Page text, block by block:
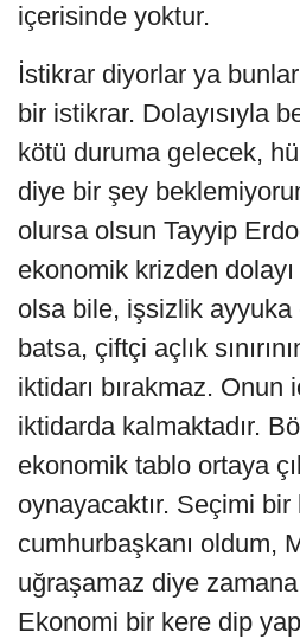
içerisinde yoktur.
İstikrar diyorlar ya
bir istikrar. Dolayısıyla
kötü duruma gelecek,
diye bir şey
olursa olsun Tayyip
ekonomik krizden
olsa bile, işsizlik ayyuka
batsa, çiftçi açlık
iktidarı bırakmaz. Onun
iktidarda kalmaktadır.
ekonomik tablo ortaya
oynayacaktır. Seçimi bir
cumhurbaşkanı oldum,
uğraşamaz diye zamana
Ekonomi bir kere dip